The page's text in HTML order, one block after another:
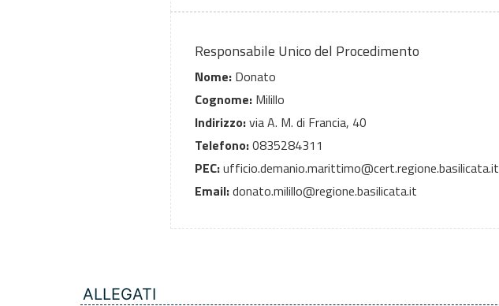
Responsabile Unico del Procedimento
Nome: Donato
Cognome: Milillo
Indirizzo:via A. M. di Francia, 40
Telefono:0835284311
PEC:ufficio.demanio.marittimo@cert.regione.basilicata.it
Email:donato.milillo@regione.basilicata.it
ALLEGATI